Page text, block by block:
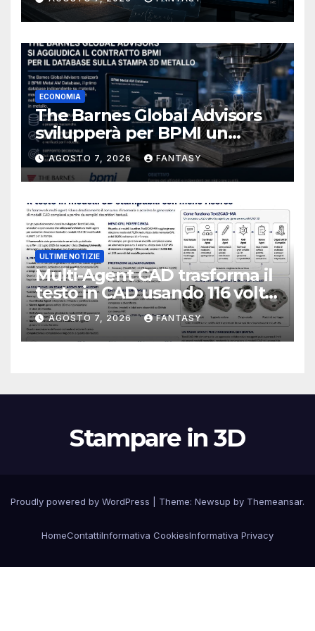
ECONOMIA
The Barnes Global Advisors
svilupperà per BPMI un
database per la stampa 3D
metallica destinata alla filiera
navale statunitense
AGOSTO 7, 2026 FANTASY
ULTIME NOTIZIE
Multi-Agent CAD trasforma il
testo in CAD usando 116 volte
meno token
AGOSTO 7, 2026 FANTASY
Stampare in 3D
Proudly powered by WordPress Theme: Newsup by Themeansar.
HomeContattiInformativa CookiesInformativa Privacy